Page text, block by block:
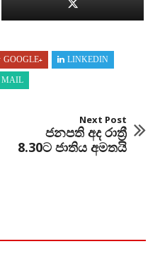
GOOGLE+ LINKEDIN
MAIL
Next Post
ජනපති අද රාත්‍රී
8.30ට ජාතිය අමතයි